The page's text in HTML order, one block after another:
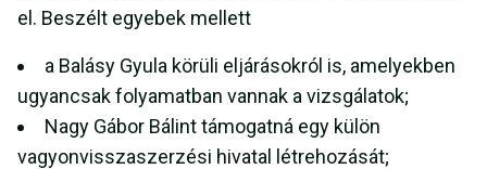
el. Beszélt egyebek mellett
a Balásy Gyula körüli eljárásokról is, amelyekben
ugyancsak folyamatban vannak a vizsgálatok;
Nagy Gábor Bálint támogatná egy külön
vagyonvisszaszerzési hivatal létrehozását;